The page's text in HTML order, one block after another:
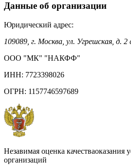
Данные об организации
Юридический адрес:
109089, г. Москва, ул. Угрешская, д.
ООО "МК" "НАКФФ"
ИНН: 7723398026
ОГРН: 1157746597689
Незавимая оценка качестваоказания
организаций